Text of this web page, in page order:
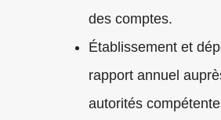
des comptes.
Établissement et
rapport annuel
autorités